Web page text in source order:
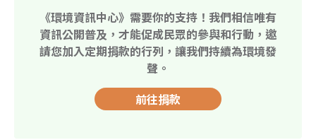
《環境資訊中心》需要你的支持！我們相信唯有
資訊公開普及，才能促成民眾的參與和行動，邀
請您加入定期捐款的行列，讓我們持續為環境發
聲。
前往捐款